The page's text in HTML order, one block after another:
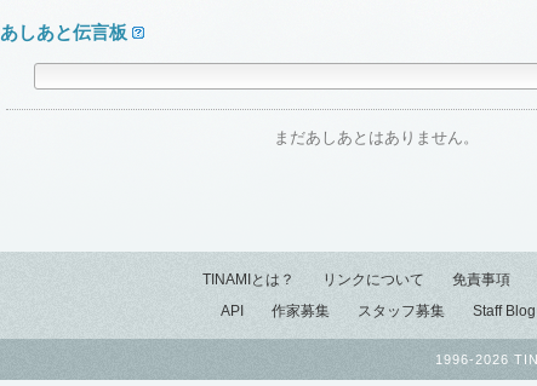
あしあと伝言板
まだあしあとはありません。
TINAMIとは？ リンクについて 免責事項
API
作家募集 スタッフ募集 Staff Blog
1996-2026